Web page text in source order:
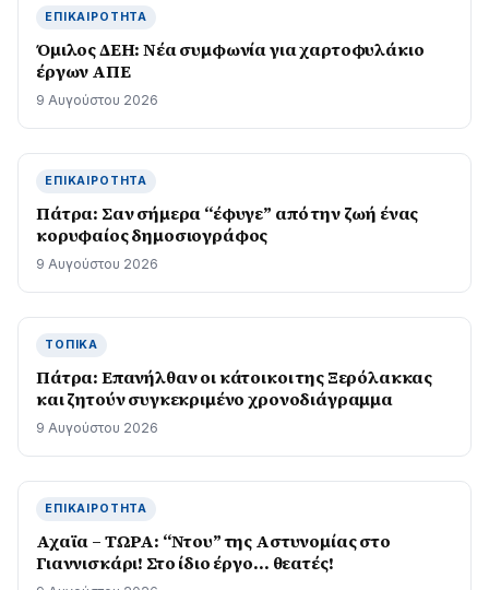
ΕΠΙΚΑΙΡΌΤΗΤΑ
Όμιλος ΔΕΗ: Νέα συμφωνία για χαρτοφυλάκιο
έργων ΑΠΕ
9 Αυγούστου 2026
ΕΠΙΚΑΙΡΌΤΗΤΑ
Πάτρα: Σαν σήμερα “έφυγε” από την ζωή ένας
κορυφαίος δημοσιογράφος
9 Αυγούστου 2026
ΤΟΠΙΚΆ
Πάτρα: Επανήλθαν οι κάτοικοι της Ξερόλακκας
και ζητούν συγκεκριμένο χρονοδιάγραμμα
9 Αυγούστου 2026
ΕΠΙΚΑΙΡΌΤΗΤΑ
Αχαϊα – ΤΩΡΑ: “Ντου” της Αστυνομίας στο
Γιαννισκάρι! Στο ίδιο έργο… θεατές!